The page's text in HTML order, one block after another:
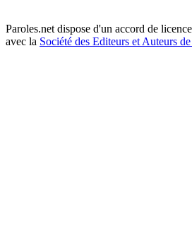
Paroles.net dispose d'un accord de
avec la Société des Editeurs et Auteurs